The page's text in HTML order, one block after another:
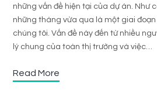
những vấn đề hiện tại của dự án. Như
những tháng vừa qua là một giai đoạn
chúng tôi. Vấn đề này đến từ nhiều
lý chung của toàn thị trường và việc…
Read More